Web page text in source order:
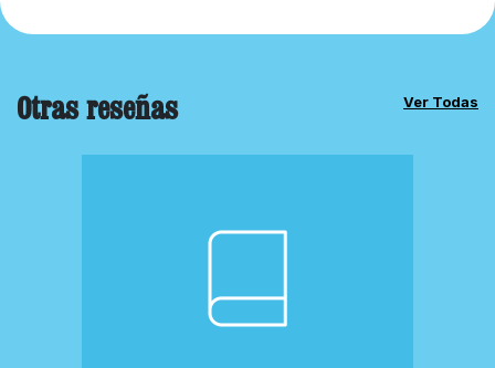
Otras reseñas Ver Todas